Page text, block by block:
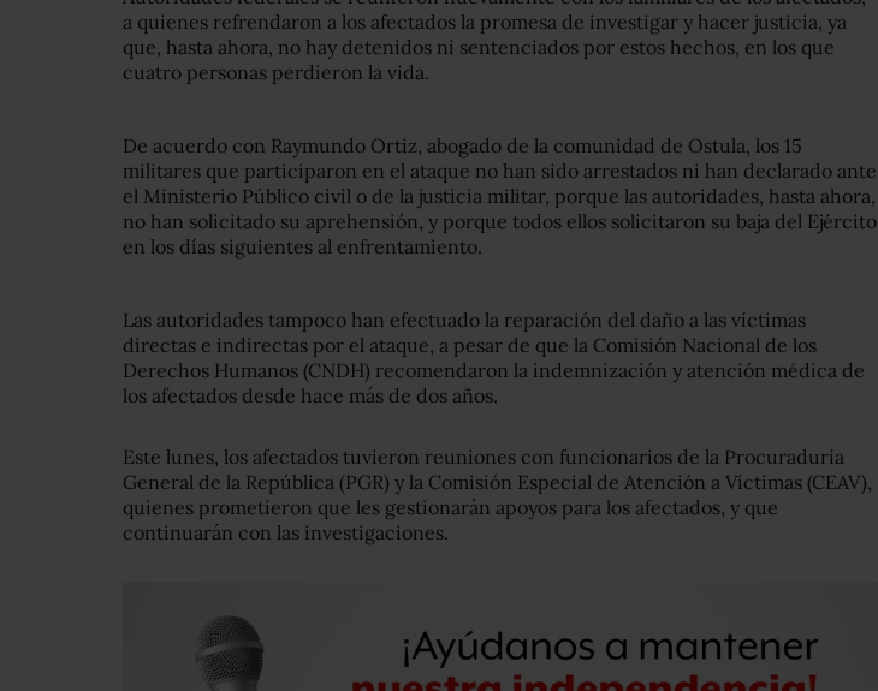
a quienes refrendaron a los afectados la promesa de investigar y hacer justicia, ya
que, hasta ahora, no hay detenidos ni sentenciados por estos hechos, en los que
cuatro personas perdieron la vida.
De acuerdo con Raymundo Ortiz, abogado de la comunidad de Ostula, los 15
militares que participaron en el ataque no han sido arrestados ni han declarado ante
el Ministerio Público civil o de la justicia militar, porque las autoridades, hasta ahora,
no han solicitado su aprehensión, y porque todos ellos solicitaron su baja del Ejército
en los días siguientes al enfrentamiento.
Las autoridades tampoco han efectuado la reparación del daño a las víctimas
directas e indirectas por el ataque, a pesar de que la Comisión Nacional de los
Derechos Humanos (CNDH) recomendaron la indemnización y atención médica de
los afectados desde hace más de dos años.
Este lunes, los afectados tuvieron reuniones con funcionarios de la Procuraduría
General de la República (PGR) y la Comisión Especial de Atención a Víctimas (CEAV),
quienes prometieron que les gestionarán apoyos para los afectados, y que
continuarán con las investigaciones.